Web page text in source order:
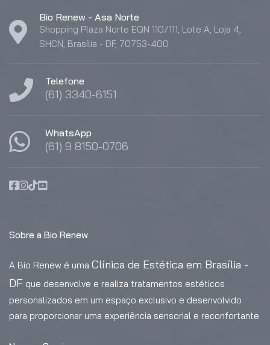
Bio Renew - Asa Norte
Shopping Plaza Norte EQN 110/111, Lote A, Loja 4,
SHCN, Brasília - DF, 70753-400
Telefone
(61) 3340-6151
WhatsApp
(61) 9 8150-0706
Sobre a Bio Renew
A Bio Renew é uma Clínica de Estética em Brasília -
DF que desenvolve e realiza tratamentos estéticos
personalizados em um espaço exclusivo e desenvolvido
para proporcionar uma experiência sensorial e reconfortante